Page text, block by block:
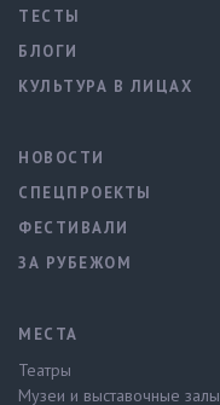
ТЕСТЫ
БЛОГИ
КУЛЬТУРА В ЛИЦАХ
НОВОСТИ
СПЕЦПРОЕКТЫ
ФЕСТИВАЛИ
ЗА РУБЕЖОМ
МЕСТА
Театры
Музеи и выставочные залы